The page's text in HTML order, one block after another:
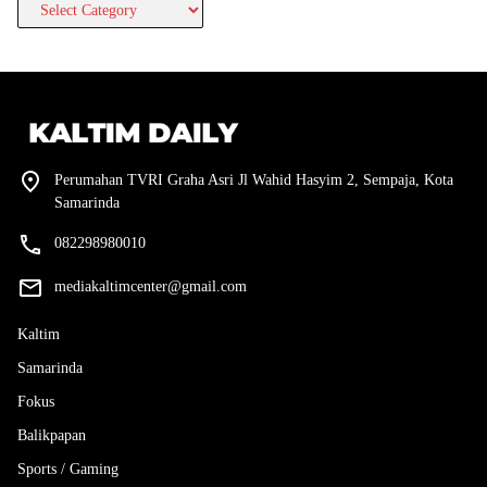
Perumahan TVRI Graha Asri Jl Wahid Hasyim 2, Sempaja, Kota
Samarinda
082298980010
mediakaltimcenter@gmail.com
Kaltim
Samarinda
Fokus
Balikpapan
Sports / Gaming